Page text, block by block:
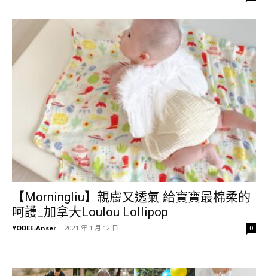
【Morningliu】親膚又透氣 給寶寶最棉柔的
呵護_加拿大Loulou Lollipop
YODEE-Anser - 2021 年 1 月 12 日 0